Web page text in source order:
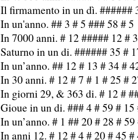
Il firmamento in un dì. ######
In un'anno. ## 3 # 5 ### 58 # 5
In 7000 anni. # 12 ##### 12 #
Saturno in un di. ###### 35 #
In un’anno. ## 12 # 13 # 34 #
In 30 anni. # 12 # 7 # 1 # 25 #
In giorni 29, & 363 di. # 12 #
Gioue in un di. ### 4 # 59 # 15
In un’anno. # 1 ## 20 # 28 #
In anni 12. # 12 # 4 # 20 # 45